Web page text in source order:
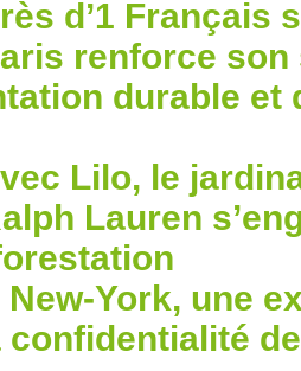
d’1 Français
renforce
durable et
Lilo, le
Lauren
New-York, une
confidentialité